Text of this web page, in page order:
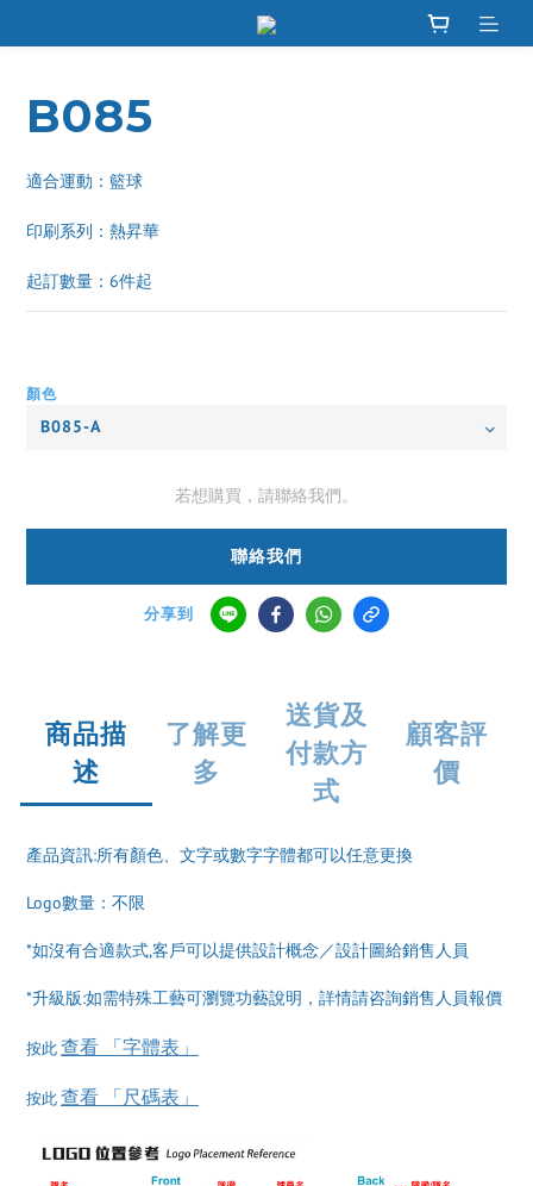
B085
適合運動：籃球
印刷系列：熱昇華
起訂數量：6件起
顏色
若想購買，請聯絡我們。
聯絡我們
分享到
商品描
述
了解更
多
送貨及
付款方
式
顧客評
價
產品資訊:所有顏色、文字或數字字體都可以任意更換
Logo數量：不限
*如沒有合適款式,客戶可以提供設計概念／設計圖給銷售人員
*升級版:如需特殊工藝可瀏覽功藝說明，詳情請咨詢銷售人員報價
按此查看 「字體表」
按此查看 「尺碼表」